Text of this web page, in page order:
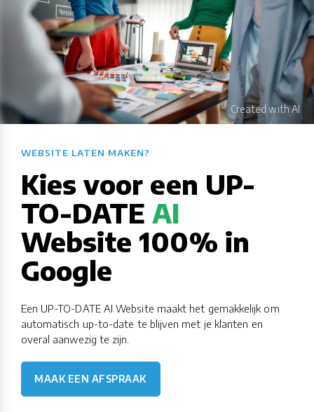
WEBSITE LATEN MAKEN?​​​​​​​​​​​​​​
Kies voor een UP-
TO-DATE AI
Website 100% in
Google
Een UP-TO-DATE AI Website maakt het gemakkelijk om
automatisch up-to-date te blijven met je klanten en
overal aanwezig te zijn.
MAAK EEN AFSPRAAK